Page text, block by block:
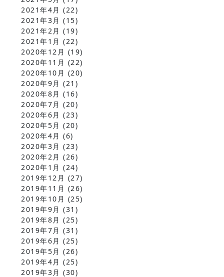
2021年4月 (22)
2021年3月 (15)
2021年2月 (19)
2021年1月 (22)
2020年12月 (19)
2020年11月 (22)
2020年10月 (20)
2020年9月 (21)
2020年8月 (16)
2020年7月 (20)
2020年6月 (23)
2020年5月 (20)
2020年4月 (6)
2020年3月 (23)
2020年2月 (26)
2020年1月 (24)
2019年12月 (27)
2019年11月 (26)
2019年10月 (25)
2019年9月 (31)
2019年8月 (25)
2019年7月 (31)
2019年6月 (25)
2019年5月 (26)
2019年4月 (25)
2019年3月 (30)